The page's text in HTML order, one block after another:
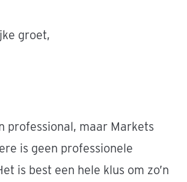
groet,
professional, maar Markets
is geen professionele
is best een hele klus om zo’n